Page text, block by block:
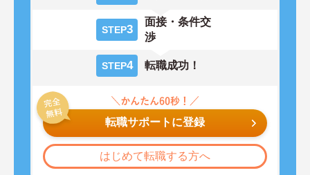
STEP3
面接・条件交
渉
STEP4 転職成功！
転職サポートに登録
はじめて転職する方へ